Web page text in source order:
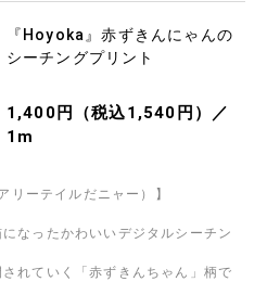
『Hoyoka』赤ずきんにゃんの
シーチングプリント
1,400円（税込1,540円）／
1m
リーテイルだニャー）】
なったかわいいデジタルシーチン
れていく「赤ずきんちゃん」柄で